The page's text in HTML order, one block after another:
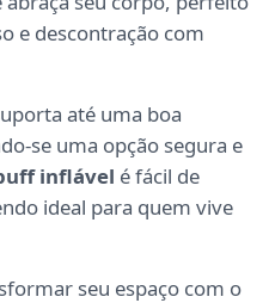
e descontração com
até uma boa
se uma opção segura e
inflável é fácil de
ideal para quem vive
seu espaço com o